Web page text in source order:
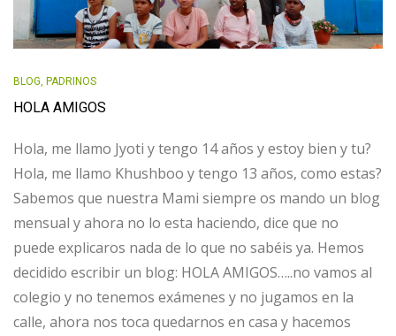
BLOG, PADRINOS
HOLA AMIGOS
Hola, me llamo Jyoti y tengo 14 años y estoy bien y tu?
Hola, me llamo Khushboo y tengo 13 años, como estas?
Sabemos que nuestra Mami siempre os mando un blog
mensual y ahora no lo esta haciendo, dice que no
puede explicaros nada de lo que no sabéis ya. Hemos
decidido escribir un blog: HOLA AMIGOS…..no vamos al
colegio y no tenemos exámenes y no jugamos en la
calle, ahora nos toca quedarnos en casa y hacemos